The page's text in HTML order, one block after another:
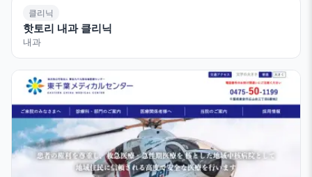
클리닉
핫토리 내과 클리닉
내과